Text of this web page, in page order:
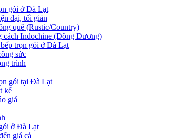
gói ở Đà Lạt
đại, tối giản
quê (Rustic/Country)
cách Indochine (Đông Dương)
trọn gói ở Đà Lạt
sức
trình
gói tại Đà Lạt
kế
giá
ở Đà Lạt
giá cả